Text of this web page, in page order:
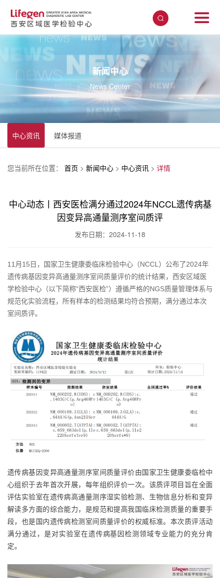
新闻中心
News Center
中心资讯 媒体报道
您当前所在位置： 首页 > 新闻中心 > 中心资讯 > 详情
中心动态丨西安医检满分通过2024年NCCL遗传病基
因变异高通量测序室间质评
发布日期：2024-11-18
11月15日，国家卫生健康委临床检验中心（NCCL）公布了2024年
遗传病基因变异高通量测序室间质量评价的统计结果，西安区域医
学检验中心（以下简称“西安医检”）遵循严格的NGS质量管理体系与
规范化实验流程，所有样本的检测结果均符合预期，满分通过本次
室间质评。
遗传病基因变异高通量测序室间质量评价由国家卫生健康委临检中
心组织于去年首次开展，每年组织评价一次。该质评项目旨在全面
评估实验室在遗传病高通量测序湿实验检测、生物信息分析和变异
解读多方面的综合能力，是规范和提高我国临床检测质量的重要手
段，也是国内遗传病检测室间质量评价的权威标准。本次质评活动
满分通过，是对实验室在遗传病基因检测领域专业能力的充分肯
定。